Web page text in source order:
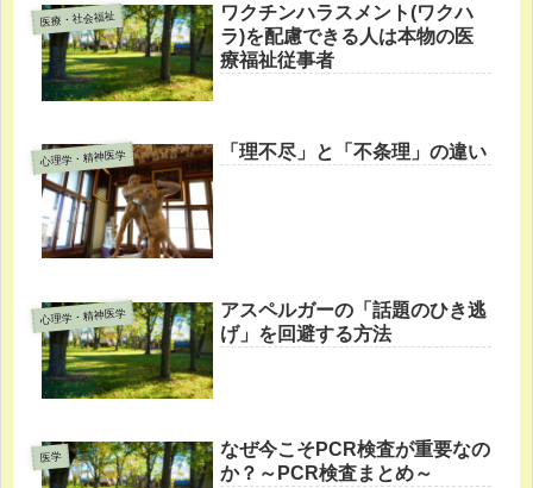
医療・社会福祉
ワクチンハラスメント(ワクハ
ラ)を配慮できる人は本物の医
療福祉従事者
心理学・精神医学 「理不尽」と「不条理」の違い
心理学・精神医学
アスペルガーの「話題のひき逃
げ」を回避する方法
医学
なぜ今こそPCR検査が重要なの
か？～PCR検査まとめ～